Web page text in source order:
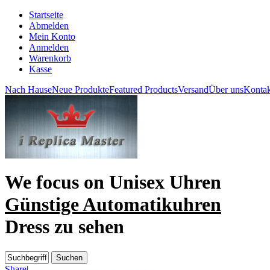
Startseite
Abmelden
Mein Konto
Anmelden
Warenkorb
Kasse
Nach HauseNeue ProdukteFeatured ProductsVersandÜber uns
We focus on Unisex Uhren
Günstige Automatikuhren
Dress zu sehen